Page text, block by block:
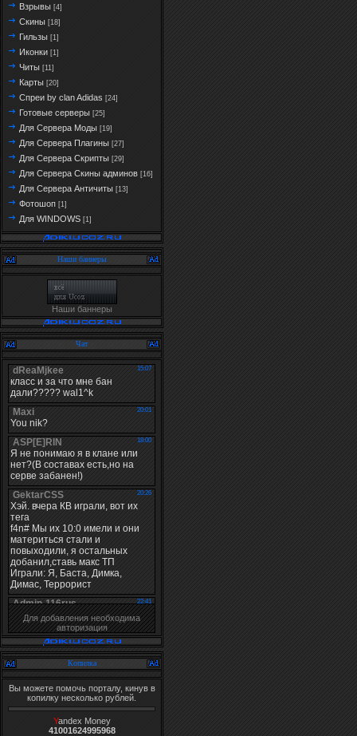
Взрывы [4]
Скины [18]
Гильзы [1]
Иконки [1]
Читы [11]
Карты [20]
Спреи by clan Adidas [24]
Готовые серверы [25]
Для Сервера Моды [19]
Для Сервера Плагины [27]
Для Сервера Скрипты [29]
Для Сервера Скины админов [16]
Для Сервера Античиты [13]
Фотошоп [1]
Для WINDOWS [1]
Наши баннеры
Наши баннеры
Чат
Для добавления необходима
авторизация
Копилка
Вы можете помочь порталу, кинув в
копилку несколько рублей.
Yandex Money
41001624995968